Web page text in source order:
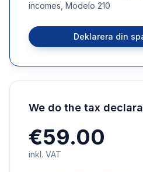
incomes, Modelo 210
Deklarera din
We do the tax
€59.00
inkl. VAT